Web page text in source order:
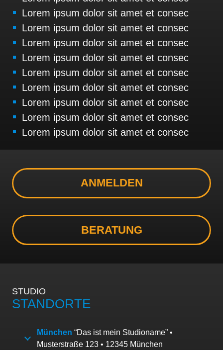
Lorem ipsum dolor sit amet et consec
Lorem ipsum dolor sit amet et consec
Lorem ipsum dolor sit amet et consec
Lorem ipsum dolor sit amet et consec
Lorem ipsum dolor sit amet et consec
Lorem ipsum dolor sit amet et consec
Lorem ipsum dolor sit amet et consec
Lorem ipsum dolor sit amet et consec
Lorem ipsum dolor sit amet et consec
ANMELDEN
BERATUNG
STUDIO
STANDORTE
München “Das ist mein Studioname” •
Musterstraße 123 • 12345 München